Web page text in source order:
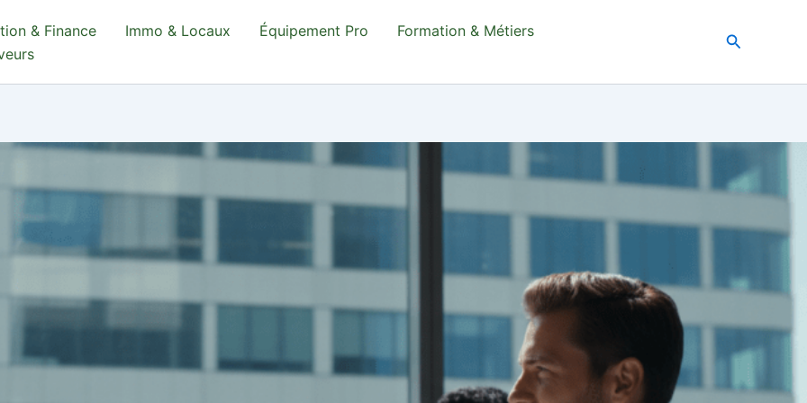
& Finance Immo & Locaux Équipement Pro
Formation & Métiers